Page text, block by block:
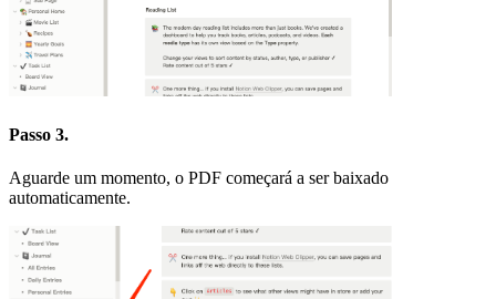
Passo 3.
Aguarde um momento, o PDF começará a ser baixado
automaticamente.